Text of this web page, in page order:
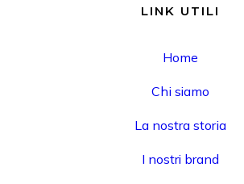
LINK UTILI
Home
Chi siamo
La nostra storia
I nostri brand